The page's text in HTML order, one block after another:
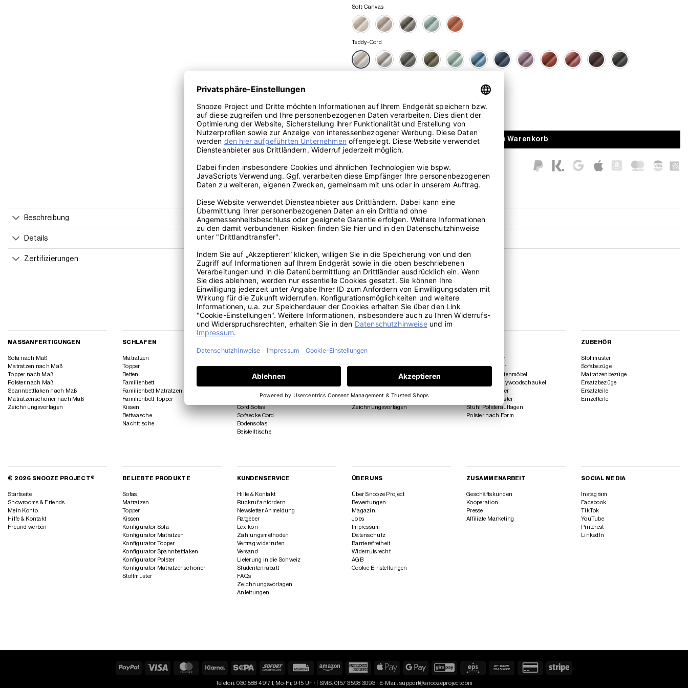
Soft-Canvas
Teddy-Cord
Ersatzbezug für Levi Ecksofa 03 Menge
In den Warenkorb
Lieferzeit: ca. 4-7 Werktage
Artikelnummer:LEVI818-TC-NW
Beschreibung
Details
Zertifizierungen
MASSANFERTIGUNGEN
Sofa nach Maß
Matratzen nach Maß
Topper nach Maß
Polster nach Maß
Spannbettlaken nach Maß
Matratzenschoner nach Maß
Zeichnungsvorlagen
SCHLAFEN
Matratzen
Topper
Betten
Familienbett
Familienbett Matratzen
Familienbett Topper
Kissen
Bettwäsche
Nachttische
Schlafsofas
Sessel
Eckschlafsofas
Cord Sofas
Sofaecke Cord
Bodensofas
Beistelltische
Wohnmobil Matratzen
Wohnwagen Polster
Camper Polster
Zeichnungsvorlagen
Lounge Polster
Paletten Polster
Polster für Gartenmöbel
Polster für Hollywoodschaukel
Sitzbank Polster
Sitzfenster Polster
Stuhl Polsterauflagen
Polster nach Form
ZUBEHÖR
Stoffmuster
Sofabezüge
Matratzenbezüge
Ersatzbezüge
Ersatzteile
Einzelteile
© 2026 SNOOZE PROJECT®
Startseite
Showrooms & Friends
Mein Konto
Hilfe & Kontakt
Freund werben
BELIEBTE PRODUKTE
Sofas
Matratzen
Topper
Kissen
Konfigurator Sofa
Konfigurator Matratzen
Konfigurator Topper
Konfigurator Spannbettlaken
Konfigurator Polster
Konfigurator Matratzenschoner
Stoffmuster
KUNDENSERVICE
Hilfe & Kontakt
Rückruf anfordern
Newsletter Anmeldung
Ratgeber
Lexikon
Zahlungsmethoden
Vertrag widerrufen
Versand
Lieferung in die Schweiz
Studentenrabatt
FAQs
Zeichnungsvorlagen
Anleitungen
ÜBER UNS
Über Snooze Project
Bewertungen
Magazin
Jobs
Impressum
Datenschutz
Barrierefreiheit
Widerrufsrecht
AGB
Cookie Einstellungen
ZUSAMMENARBEIT
Geschäftskunden
Kooperation
Presse
Affiliate Marketing
SOCIAL MEDIA
Instagram
Facebook
TikTok
YouTube
Pinterest
LinkedIn
PayPal MasterCard Klarna Sepa Sofort Rechung Amazon
American
Apple
Google
GiroPay
Bank
Credit
Stripe
Telefon: 030 588 49171, Mo-Fr, 9-15 Uhr | SMS: 0157 3598 3093 | E-Mail: support@snoozeproject.com